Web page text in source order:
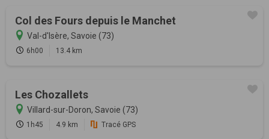
Col des Fours depuis le Manchet
Val-d'Isère, Savoie (73)
6h00 13.4 km
Les Chozallets
Villard-sur-Doron, Savoie (73)
1h45 4.9 km Tracé GPS